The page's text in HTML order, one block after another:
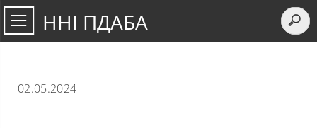
ННІ ПДАБА
02.05.2024